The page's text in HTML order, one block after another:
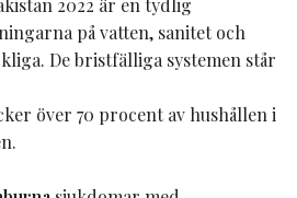
2022 är en tydlig
på vatten, sanitet och
De bristfälliga systemen står
över 70 procent av hushållen i